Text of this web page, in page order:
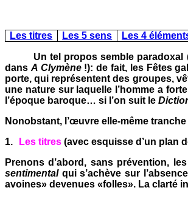
Les titres Les 5 sens Les 4
Un tel propos semble paradoxal
dans A Clymène!): de fait, les Fêtes
porte, qui représentent des groupes,
une nature sur laquelle l’homme a
l’époque baroque… si l’on suit le
Nonobstant, l’œuvre elle-même
1.
Les titres (avec esquisse d’un plan
Prenons d’abord, sans prévention,
sentimentalqui s’achève sur
avoines» devenues «folles». La clarté